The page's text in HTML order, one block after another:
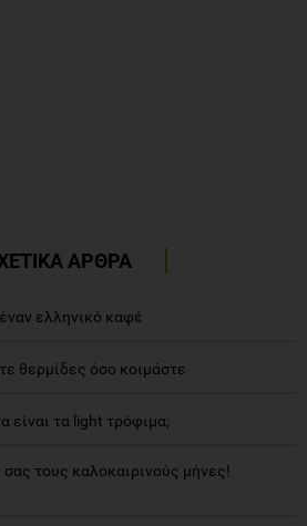
ΑΡΘΡΑ
ελληνικό καφέ
θερμίδες όσο κοιμάστε
είναι τα light τρόφιμα;
τους καλοκαιρινούς μήνες!